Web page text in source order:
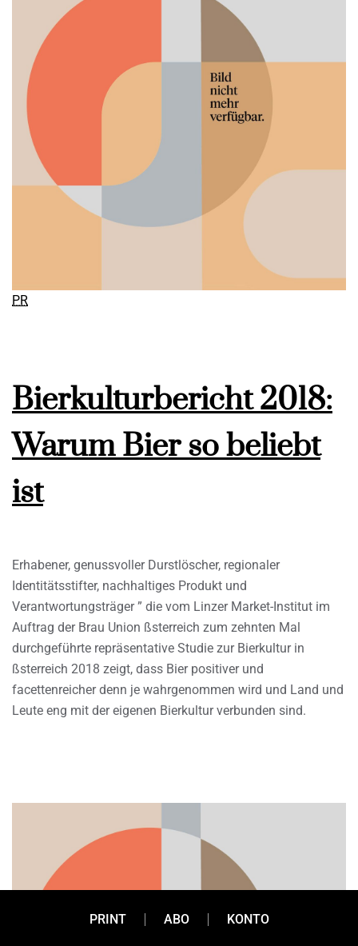
PR
Bierkulturbericht 2018:
Warum Bier so beliebt
ist
Erhabener, genussvoller Durstlöscher, regionaler
Identitätsstifter, nachhaltiges Produkt und
Verantwortungsträger ” die vom Linzer Market-Institut im
Auftrag der Brau Union ßsterreich zum zehnten Mal
durchgeführte repräsentative Studie zur Bierkultur in
ßsterreich 2018 zeigt, dass Bier positiver und
facettenreicher denn je wahrgenommen wird und Land und
Leute eng mit der eigenen Bierkultur verbunden sind.
PRINT ABO KONTO